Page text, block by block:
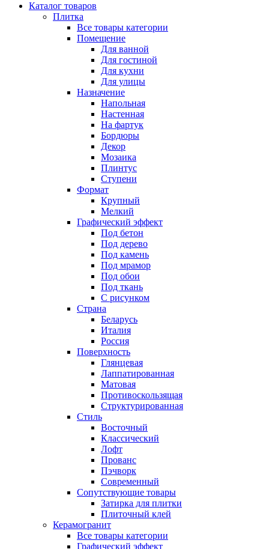
Каталог товаров
Плитка
Все товары категории
Помещение
Для ванной
Для гостиной
Для кухни
Для улицы
Назначение
Напольная
Настенная
На фартук
Бордюры
Декор
Мозаика
Плинтус
Ступени
Формат
Крупный
Мелкий
Графический эффект
Под бетон
Под дерево
Под камень
Под мрамор
Под обои
Под ткань
С рисунком
Страна
Беларусь
Италия
Россия
Поверхность
Глянцевая
Лаппатированная
Матовая
Противоскользящая
Структурированная
Стиль
Восточный
Классический
Лофт
Прованс
Пэчворк
Современный
Сопутствующие товары
Затирка для плитки
Плиточный клей
Керамогранит
Все товары категории
Графический эффект